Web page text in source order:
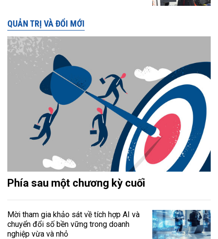
QUẢN TRỊ VÀ ĐỔI MỚI
Phía sau một chương kỳ cuối
Mời tham gia khảo sát về tích hợp AI và
chuyển đổi số bền vững trong doanh
nghiệp vừa và nhỏ